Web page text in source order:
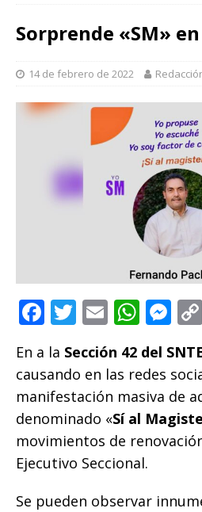
Sorprende «SM»
14 de febrero de 2022
F
a
c
e
b
o
o
k
T
w
it
te
r
E
ai
l
W
h
at
s
A
p
p
M
ss
e
n
g
r
En a la Sección 42 del
causando en las redes
manifestación masiva de
denominado «Sí al
movimientos de
Ejecutivo Seccional.
Se pueden observar